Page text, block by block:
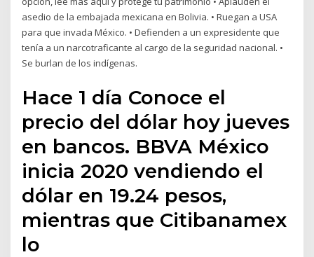
asedio de la embajada mexicana en Bolivia. • Ruegan a USA
para que invada México. • Defienden a un expresidente que
tenía a un narcotraficante al cargo de la seguridad nacional. •
Se burlan de los indígenas.
Hace 1 día Conoce el
precio del dólar hoy jueves
en bancos. BBVA México
inicia 2020 vendiendo el
dólar en 19.24 pesos,
mientras que Citibanamex
lo